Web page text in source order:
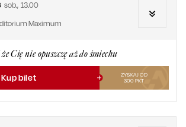
sob., 13.00
Maximum
Cię nie opuszczę aż do śmiechu
Kup bilet
ZYSKAJ OD
300 PKT